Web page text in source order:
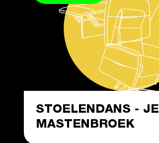
STOELENDANS -
MASTENBROEK